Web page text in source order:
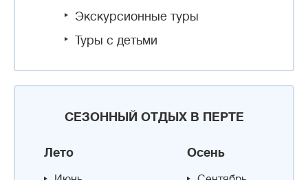
Экскурсионные туры
Туры с детьми
СЕЗОННЫЙ ОТДЫХ В ПЕРТЕ
Лето Осень